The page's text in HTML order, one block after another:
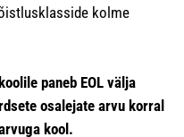
kolme
paneb EOL välja
osalejate arvu korral
kool.